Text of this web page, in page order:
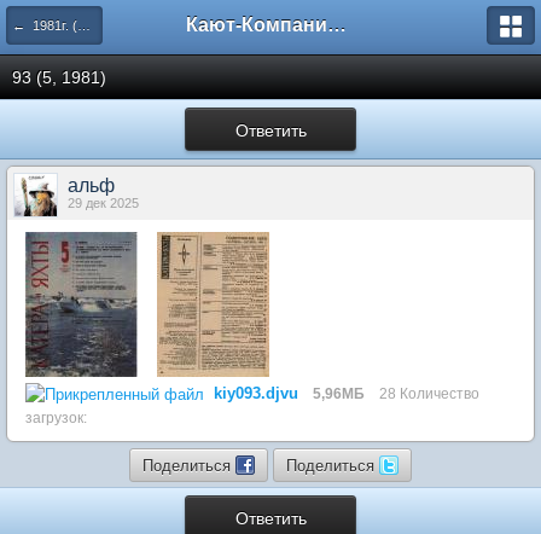
← 1981г. (89-94 номера) Кают-Компания "Катера и Яхты"
93 (5, 1981)
Ответить
альф
29 дек 2025
kiy093.djvu 5,96МБ
28 Количество
загрузок:
Поделиться Поделиться
Ответить